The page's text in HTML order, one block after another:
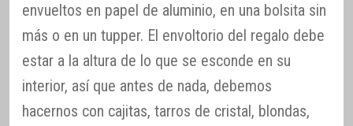
envueltos en papel de aluminio, en una bolsita sin
más o en un tupper. El envoltorio del regalo debe
estar a la altura de lo que se esconde en su
interior, así que antes de nada, debemos
hacernos con cajitas, tarros de cristal, blondas,